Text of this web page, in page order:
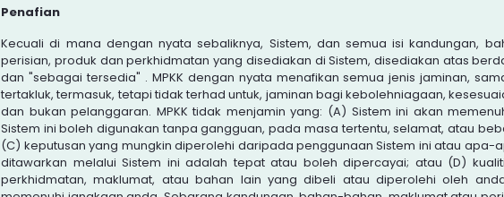
Penafian
Kecuali di mana dengan nyata sebaliknya, Sistem, dan semua isi kandungan,
perisian, produk dan perkhidmatan yang disediakan di Sistem, disediakan atas
dan "sebagai tersedia" . MPKK dengan nyata menafikan semua jenis jaminan,
tertakluk, termasuk, tetapi tidak terhad untuk, jaminan bagi kebolehniagaan,
dan bukan pelanggaran. MPKK tidak menjamin yang: (A) Sistem ini akan
Sistem ini boleh digunakan tanpa gangguan, pada masa tertentu, selamat, atau
(C) keputusan yang mungkin diperolehi daripada penggunaan Sistem ini atau apa-
ditawarkan melalui Sistem ini adalah tepat atau boleh dipercayai; atau (D)
perkhidmatan, maklumat, atau bahan lain yang dibeli atau diperolehi oleh